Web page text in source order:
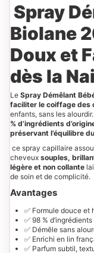
Spray
Biolane
Doux et
dès la
Le Spray Démêlant
faciliter le coiffage des
enfants, sans les
% d’ingrédients
préservant l’équilibre
ce spray capillaire
cheveux souples,
légère et non collante
de soin et de complicité.
Avantages
✅ Formule douce
✅ 98 %
✅ Démêle sans
✅ Enrichi en lin
✅ Parfum subtil,